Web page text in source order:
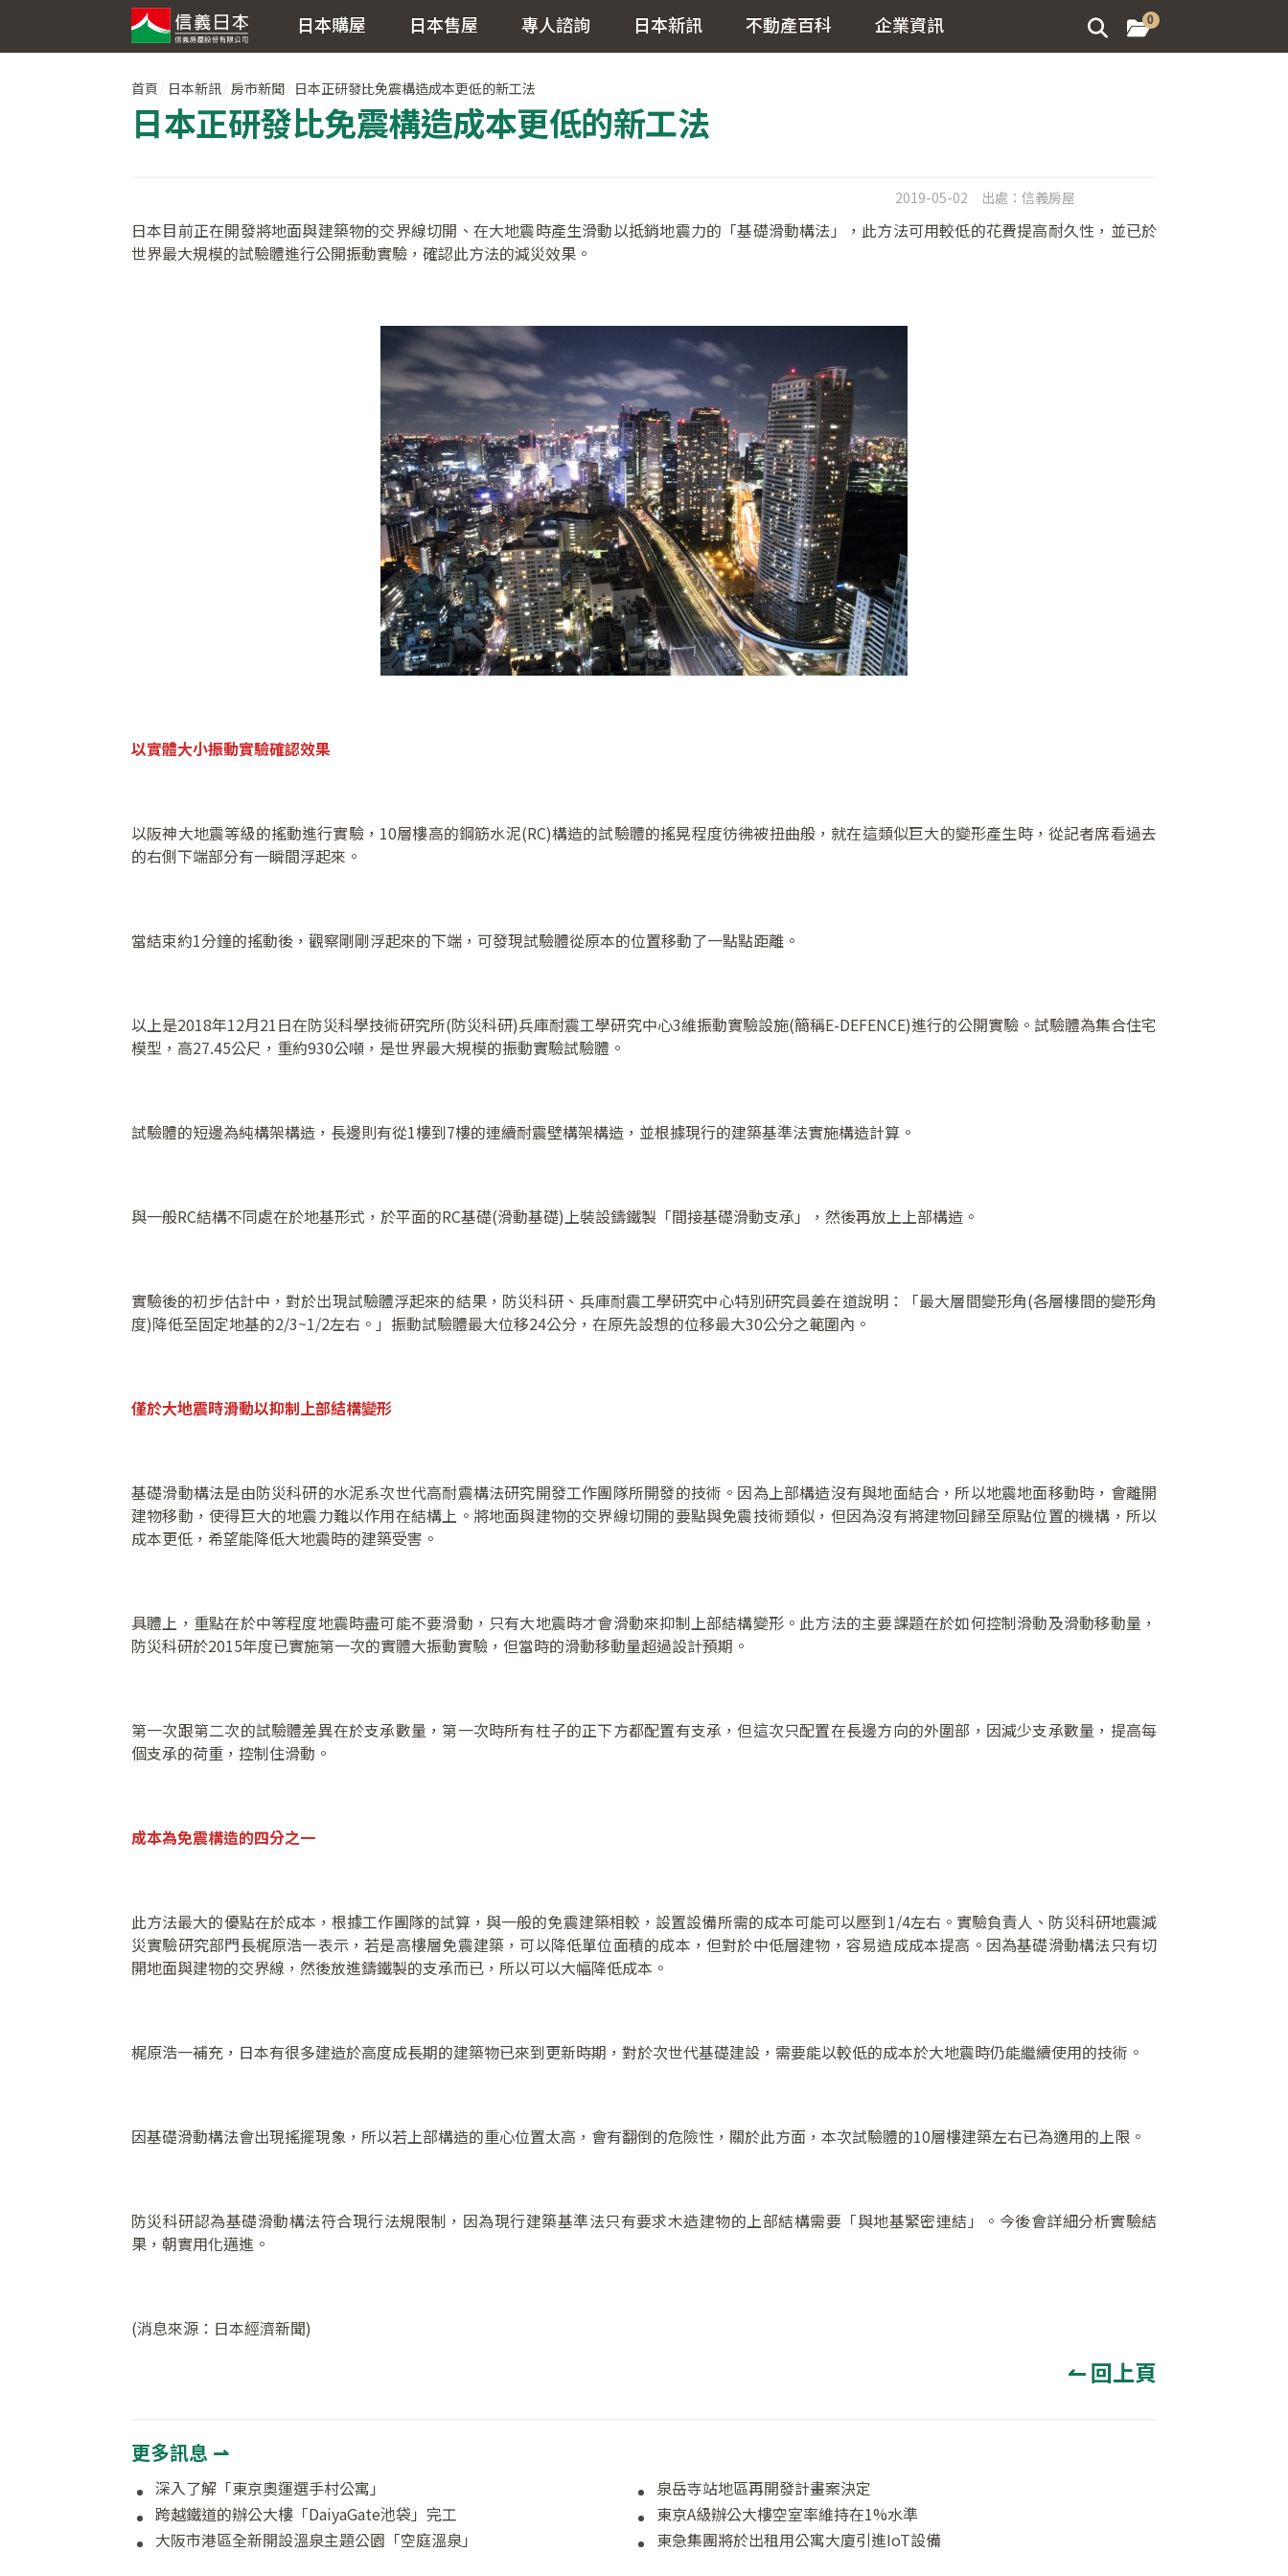
日本購屋 日本售屋 專人諮詢 日本新訊 不動產百科 企業資訊 0
首頁 日本新訊 房市新聞 日本正研發比免震構造成本更低的新工法
日本正研發比免震構造成本更低的新工法
2019-05-02 出處： 信義房屋
日本目前正在開發將地面與建築物的交界線切開、在大地震時產生滑動以抵銷地震力的「基礎滑動構法」，此方法可用較低的花費提高耐久性，並已於
世界最大規模的試驗體進行公開振動實驗，確認此方法的減災效果。
以實體大小振動實驗確認效果
以阪神大地震等級的搖動進行實驗，10層樓高的鋼筋水泥(RC)構造的試驗體的搖晃程度彷彿被扭曲般，就在這類似巨大的變形產生時，從記者席看過去
的右側下端部分有一瞬間浮起來。
當結束約1分鐘的搖動後，觀察剛剛浮起來的下端，可發現試驗體從原本的位置移動了一點點距離。
以上是2018年12月21日在防災科學技術研究所(防災科研)兵庫耐震工學研究中心3維振動實驗設施(簡稱E-DEFENCE)進行的公開實驗。試驗體為集合住宅
模型，高27.45公尺，重約930公噸，是世界最大規模的振動實驗試驗體。
試驗體的短邊為純構架構造，長邊則有從1樓到7樓的連續耐震壁構架構造，並根據現行的建築基準法實施構造計算。
與一般RC結構不同處在於地基形式，於平面的RC基礎(滑動基礎)上裝設鑄鐵製「間接基礎滑動支承」，然後再放上上部構造。
實驗後的初步估計中，對於出現試驗體浮起來的結果，防災科研、兵庫耐震工學研究中心特別研究員姜在道說明：「最大層間變形角(各層樓間的變形角
度)降低至固定地基的2/3~1/2左右。」振動試驗體最大位移24公分，在原先設想的位移最大30公分之範圍內。
僅於大地震時滑動以抑制上部結構變形
基礎滑動構法是由防災科研的水泥系次世代高耐震構法研究開發工作團隊所開發的技術。因為上部構造沒有與地面結合，所以地震地面移動時，會離開
建物移動，使得巨大的地震力難以作用在結構上。將地面與建物的交界線切開的要點與免震技術類似，但因為沒有將建物回歸至原點位置的機構，所以
成本更低，希望能降低大地震時的建築受害。
具體上，重點在於中等程度地震時盡可能不要滑動，只有大地震時才會滑動來抑制上部結構變形。此方法的主要課題在於如何控制滑動及滑動移動量，
防災科研於2015年度已實施第一次的實體大振動實驗，但當時的滑動移動量超過設計預期。
第一次跟第二次的試驗體差異在於支承數量，第一次時所有柱子的正下方都配置有支承，但這次只配置在長邊方向的外圍部，因減少支承數量，提高每
個支承的荷重，控制住滑動。
成本為免震構造的四分之一
此方法最大的優點在於成本，根據工作團隊的試算，與一般的免震建築相較，設置設備所需的成本可能可以壓到1/4左右。實驗負責人、防災科研地震減
災實驗研究部門長梶原浩一表示，若是高樓層免震建築，可以降低單位面積的成本，但對於中低層建物，容易造成成本提高。因為基礎滑動構法只有切
開地面與建物的交界線，然後放進鑄鐵製的支承而已，所以可以大幅降低成本。
梶原浩一補充，日本有很多建造於高度成長期的建築物已來到更新時期，對於次世代基礎建設，需要能以較低的成本於大地震時仍能繼續使用的技術。
因基礎滑動構法會出現搖擺現象，所以若上部構造的重心位置太高，會有翻倒的危險性，關於此方面，本次試驗體的10層樓建築左右已為適用的上限。
防災科研認為基礎滑動構法符合現行法規限制，因為現行建築基準法只有要求木造建物的上部結構需要「與地基緊密連結」。今後會詳細分析實驗結
果，朝實用化邁進。
(消息來源：日本經濟新聞)
↼ 回上頁
更多訊息 ⇀
深入了解「東京奧運選手村公寓」
泉岳寺站地區再開發計畫案決定
跨越鐵道的辦公大樓「DaiyaGate池袋」完工
東京A級辦公大樓空室率維持在1%水準
大阪市港區全新開設溫泉主題公園「空庭溫泉」
東急集團將於出租用公寓大廈引進IoT設備